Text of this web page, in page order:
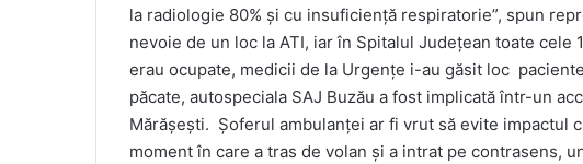
la radiologie 80% şi cu insuficienţă respiratorie”, spun
nevoie de un loc la ATI, iar în Spitalul Judeţean toate cele
erau ocupate, medicii de la Urgenţe i-au găsit loc
păcate, autospeciala SAJ Buzău a fost implicată într-un
Mărăşeşti. Şoferul ambulanţei ar fi vrut să evite impactul
moment în care a tras de volan şi a intrat pe contrasens,